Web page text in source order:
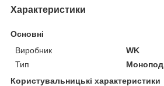
Характеристики
Основні
Виробник
WK
Тип
Монопод
Користувальницькі характеристики